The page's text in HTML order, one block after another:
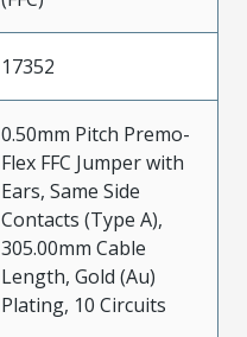
17352
0.50mm Pitch Premo-
Flex FFC Jumper with
Ears, Same Side
Contacts (Type A),
305.00mm Cable
Length, Gold (Au)
Plating, 10 Circuits